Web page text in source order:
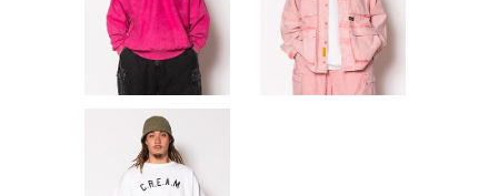
素材の性質上、多少収縮する可能性があります。洗濯後、形を整えて干して
下さい。なお自動乾燥機(タンブラー)の御使用はおさけ下さい。アイロンを
かける際には必ず当て布をしてください。ネーム部分にはアイロンを当てな
いで下さい。この商品は特殊染料を使用した製品染めを施しています。摩擦
や汗、雨水、湿気等により、色落ち・色移りする場合があります。淡色の衣
類（特に白いもの）との着用は避け、保管も他の衣料と少し間隔をあけてく
ださい。お洗濯の際は、他の物とは必ず分けて洗ってください。長時間濡れ
たままにしておくと色移りしやすくなりますので、お洗濯後は速やかに形を
整えて干してください。また、風合いを重視した加工のため多少の色ムラや
表面に毛玉がある場合もあります。予めご了承ください。
本製品は中国製です。